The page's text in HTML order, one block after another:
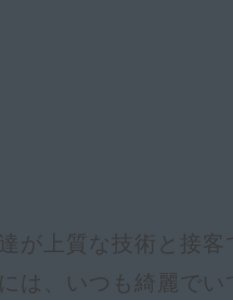
が上質な技術と接
は、いつも綺麗で